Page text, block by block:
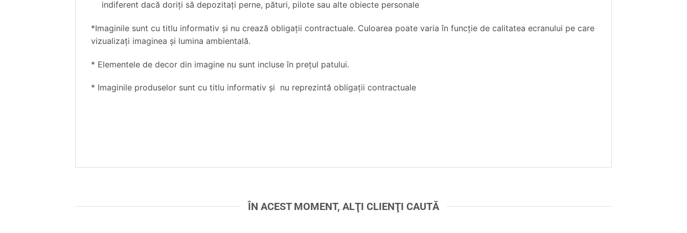
indiferent dacă doriţi să depozitaţi perne, pături, pilote sau alte obiecte personale
*Imaginile sunt cu titlu informativ şi nu crează obligaţii contractuale. Culoarea poate varia în funcţie de calitatea ecranului pe care
vizualizaţi imaginea şi lumina ambientală.
* Elementele de decor din imagine nu sunt incluse în preţul patului.
* Imaginile produselor sunt cu titlu informativ și nu reprezintă obligații contractuale
ÎN ACEST MOMENT, ALŢI CLIENŢI CAUTĂ